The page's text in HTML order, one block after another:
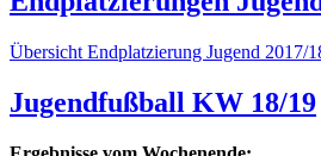
Übersicht Endplatzierung Jugend 2017/
Jugendfußball KW 18/19